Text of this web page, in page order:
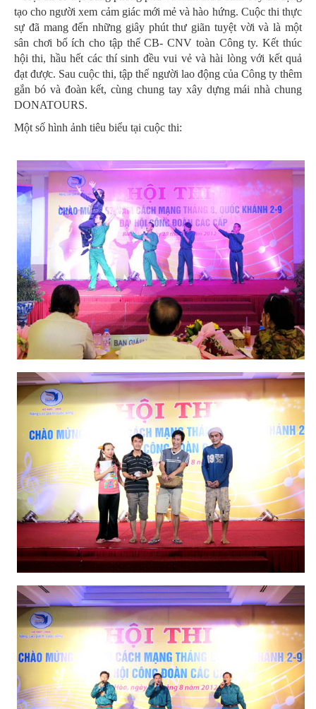
tạo cho người xem cảm giác mới mẻ và hào hứng. Cuộc thi thực
sự đã mang đến những giây phút thư giãn tuyệt vời và là một
sân chơi bổ ích cho tập thể CB- CNV toàn Công ty. Kết thúc
hội thi, hầu hết các thí sinh đều vui vẻ và hài lòng với kết quả
đạt được. Sau cuộc thi, tập thể người lao động của Công ty thêm
gắn bó và đoàn kết, cùng chung tay xây dựng mái nhà chung
DONATOURS.
Một số hình ảnh tiêu biểu tại cuộc thi: